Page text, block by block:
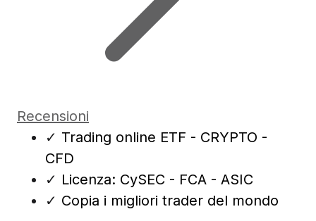
Recensioni
✓ Trading online ETF - CRYPTO -
CFD
✓ Licenza: CySEC - FCA - ASIC
✓ Copia i migliori trader del mondo